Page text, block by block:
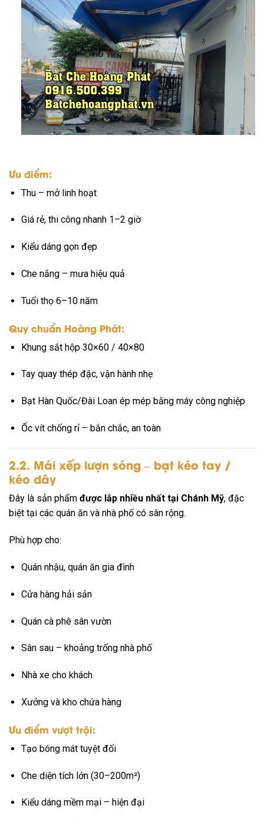
Ưu điểm:
Thu – mở linh hoạt
Giá rẻ, thi công nhanh 1–2 giờ
Kiểu dáng gọn đẹp
Che nắng – mưa hiệu quả
Tuổi thọ 6–10 năm
Quy chuẩn Hoàng Phát:
Khung sắt hộp 30×60 / 40×80
Tay quay thép đặc, vận hành nhẹ
Bạt Hàn Quốc/Đài Loan ép mép bằng máy công nghiệp
Ốc vít chống rỉ – bắn chắc, an toàn
2.2. Mái xếp lượn sóng – bạt kéo tay /
kéo dây
Đây là sản phẩm được lắp nhiều nhất tại Chánh Mỹ, đặc
biệt tại các quán ăn và nhà phố có sân rộng.
Phù hợp cho:
Quán nhậu, quán ăn gia đình
Cửa hàng hải sản
Quán cà phê sân vườn
Sân sau – khoảng trống nhà phố
Nhà xe cho khách
Xưởng và kho chứa hàng
Ưu điểm vượt trội:
Tạo bóng mát tuyệt đối
Che diện tích lớn (30–200m²)
Kiểu dáng mềm mại – hiện đại